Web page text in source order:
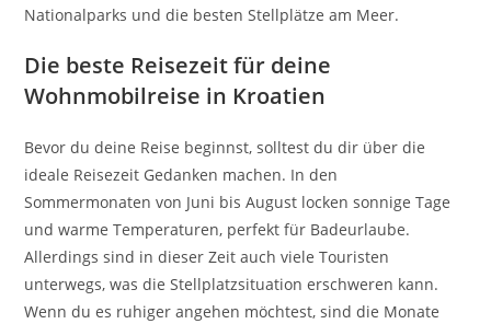
Nationalparks und die besten Stellplätze am Meer.
Die beste Reisezeit für deine
Wohnmobilreise in Kroatien
Bevor du deine Reise beginnst, solltest du dir über die
ideale Reisezeit Gedanken machen. In den
Sommermonaten von Juni bis August locken sonnige Tage
und warme Temperaturen, perfekt für Badeurlaube.
Allerdings sind in dieser Zeit auch viele Touristen
unterwegs, was die Stellplatzsituation erschweren kann.
Wenn du es ruhiger angehen möchtest, sind die Monate